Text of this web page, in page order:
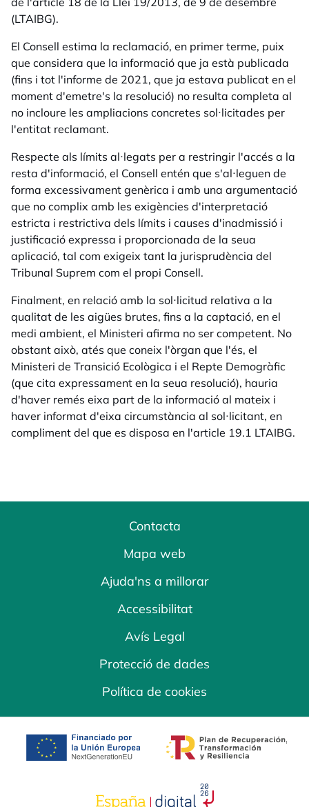
(LTAIBG).
El Consell estima la reclamació, en primer terme, puix
que considera que la informació que ja està publicada
(fins i tot l'informe de 2021, que ja estava publicat en el
moment d'emetre's la resolució) no resulta completa al
no incloure les ampliacions concretes sol·licitades per
l'entitat reclamant.
Respecte als límits al·legats per a restringir l'accés a la
resta d'informació, el Consell entén que s'al·leguen de
forma excessivament genèrica i amb una argumentació
que no complix amb les exigències d'interpretació
estricta i restrictiva dels límits i causes d'inadmissió i
justificació expressa i proporcionada de la seua
aplicació, tal com exigeix tant la jurisprudència del
Tribunal Suprem com el propi Consell.
Finalment, en relació amb la sol·licitud relativa a la
qualitat de les aigües brutes, fins a la captació, en el
medi ambient, el Ministeri afirma no ser competent. No
obstant això, atés que coneix l'òrgan que l'és, el
Ministeri de Transició Ecològica i el Repte Demogràfic
(que cita expressament en la seua resolució), hauria
d'haver remés eixa part de la informació al mateix i
haver informat d'eixa circumstància al sol·licitant, en
compliment del que es disposa en l'article 19.1 LTAIBG.
Contacta
Mapa web
Ajuda'ns a millorar
Accessibilitat
Avís Legal
Protecció de dades
Política de cookies
opens in a new tab opens in a new
opens in a new tab